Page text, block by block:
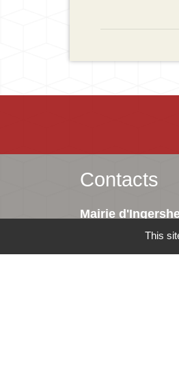
Contacts
Mairie
42 rue de laThis